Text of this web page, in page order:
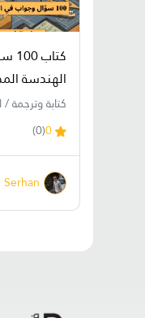
الهندسة
كتابة وترجمة /
0
(0)